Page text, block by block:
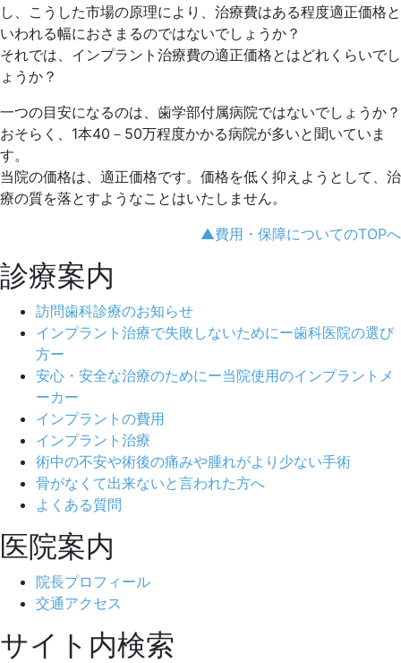
し、こうした市場の原理により、治療費はある程度適正価格と
いわれる幅におさまるのではないでしょうか？
それでは、インプラント治療費の適正価格とはどれくらいでし
ょうか？
一つの目安になるのは、歯学部付属病院ではないでしょうか？
おそらく、1本40－50万程度かかる病院が多いと聞いていま
す。
当院の価格は、適正価格です。価格を低く抑えようとして、治
療の質を落とすようなことはいたしません。
▲費用・保障についてのTOPへ
診療案内
訪問歯科診療のお知らせ
インプラント治療で失敗しないためにー歯科医院の選び
方ー
安心・安全な治療のためにー当院使用のインプラントメ
ーカー
インプラントの費用
インプラント治療
術中の不安や術後の痛みや腫れがより少ない手術
骨がなくて出来ないと言われた方へ
よくある質問
医院案内
院長プロフィール
交通アクセス
サイト内検索